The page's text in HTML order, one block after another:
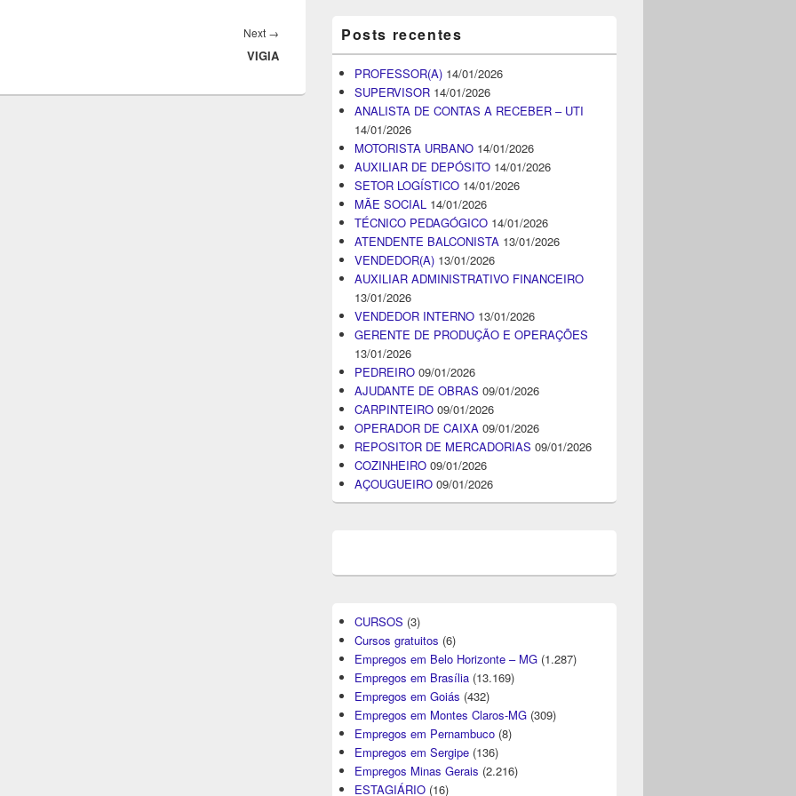
Next →
post:
VIGIA
Posts recentes
PROFESSOR(A) 14/01/2026
SUPERVISOR 14/01/2026
ANALISTA DE CONTAS A RECEBER – UTI
14/01/2026
MOTORISTA URBANO 14/01/2026
AUXILIAR DE DEPÓSITO 14/01/2026
SETOR LOGÍSTICO 14/01/2026
MÃE SOCIAL 14/01/2026
TÉCNICO PEDAGÓGICO 14/01/2026
ATENDENTE BALCONISTA 13/01/2026
VENDEDOR(A) 13/01/2026
AUXILIAR ADMINISTRATIVO FINANCEIRO
13/01/2026
VENDEDOR INTERNO 13/01/2026
GERENTE DE PRODUÇÃO E OPERAÇÕES
13/01/2026
PEDREIRO 09/01/2026
AJUDANTE DE OBRAS 09/01/2026
CARPINTEIRO 09/01/2026
OPERADOR DE CAIXA 09/01/2026
REPOSITOR DE MERCADORIAS 09/01/2026
COZINHEIRO 09/01/2026
AÇOUGUEIRO 09/01/2026
CURSOS (3)
Cursos gratuitos (6)
Empregos em Belo Horizonte – MG (1.287)
Empregos em Brasília (13.169)
Empregos em Goiás (432)
Empregos em Montes Claros-MG (309)
Empregos em Pernambuco (8)
Empregos em Sergipe (136)
Empregos Minas Gerais (2.216)
ESTAGIÁRIO (16)